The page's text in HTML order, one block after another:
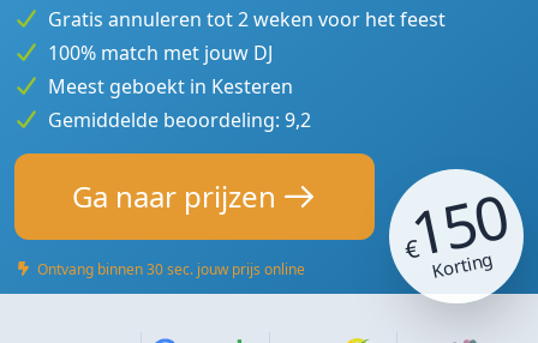
Gratis annuleren tot 2 weken voor het feest
100% match met jouw DJ
Meest geboekt in Kesteren
Gemiddelde beoordeling: 9,2
Ga naar prijzen
Ontvang binnen 30 sec. jouw prijs online
€
150
Korting